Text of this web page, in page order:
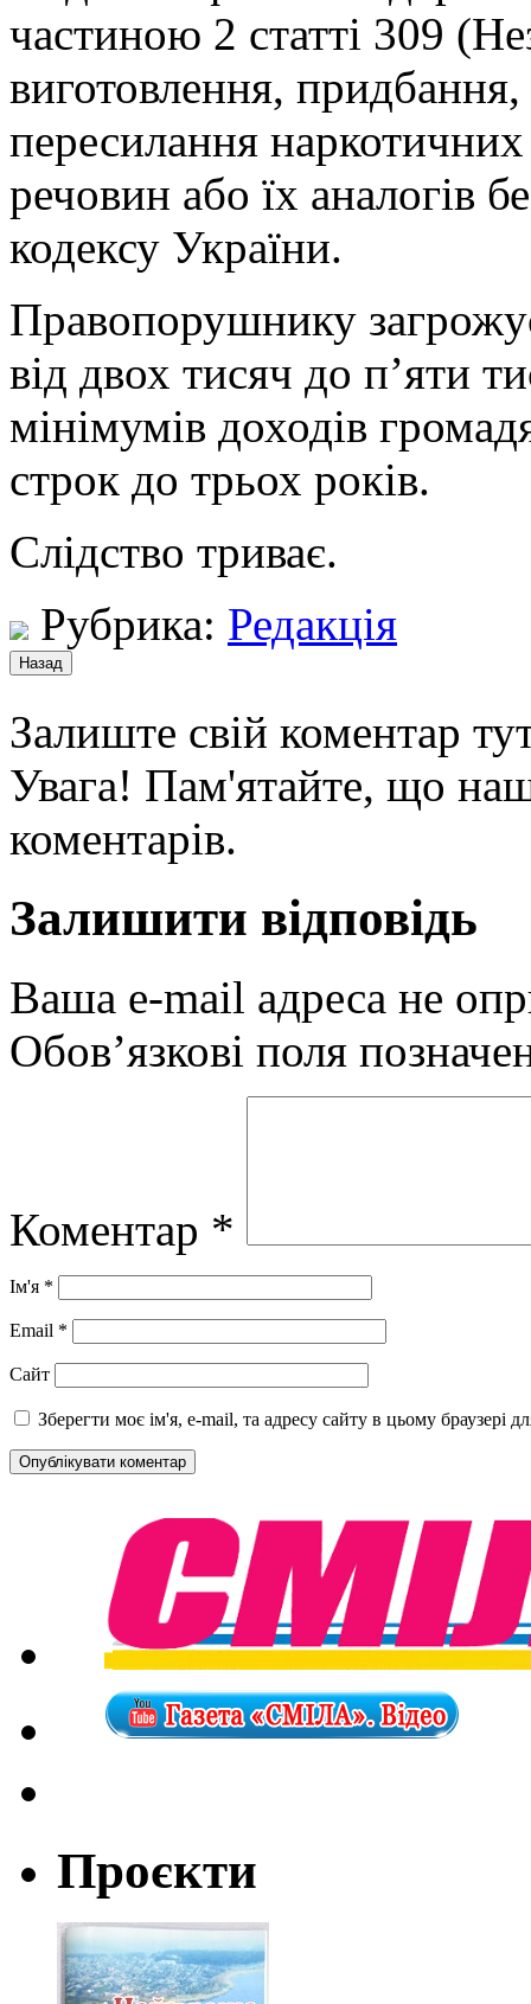
частиною 2 статті 309
виготовлення, придбання,
пересилання
речовин або їх аналогів
кодексу України.
Правопорушнику
від двох тисяч до п’яти
мінімумів доходів
строк до трьох років.
Слідство триває.
Рубрика: Редакція
Залиште свій коментар
Увага! Пам'ятайте, що
коментарів.
Залишити відповідь
Ваша e-mail адреса не
Обов’язкові поля
Коментар *
Ім'я *
Email *
Сайт
Зберегти моє ім'я, e-mail, та адресу сайту в цьому браузері
Проєкти